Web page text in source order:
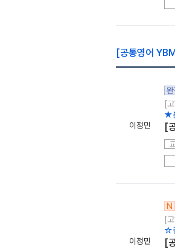
[공통영어
이정민
[
★
[
이정민
N
[
☆
[